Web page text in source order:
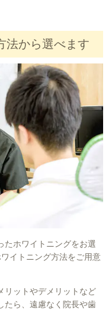
法から選べます
たホワイトニングをお選
イトニング方法をご用意
リットやデメリットなど
たら、遠慮なく院長や歯